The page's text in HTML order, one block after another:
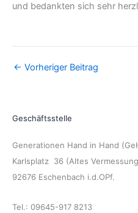
und bedankten sich sehr
← Vorheriger Beitrag
Geschäftsstelle
Generationen Hand in Hand
Karlsplatz 36 (Altes
92676 Eschenbach i.d.OPf.
Tel.: 09645-917 8213